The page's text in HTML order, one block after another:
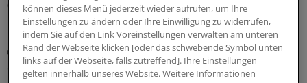
06.08.2026
GKV-Spargesetz
Sparliste der KBV: So hoch könnten die Verluste
können dieses Menü jederzeit wieder aufrufen, um Ihre
Einstellungen zu ändern oder Ihre Einwilligung zu widerrufen,
indem Sie auf den Link Voreinstellungen verwalten am unteren
Rand der Webseite klicken [oder das schwebende Symbol unten
links auf der Webseite, falls zutreffend]. Ihre Einstellungen
gelten innerhalb unseres Website. Weitere Informationen